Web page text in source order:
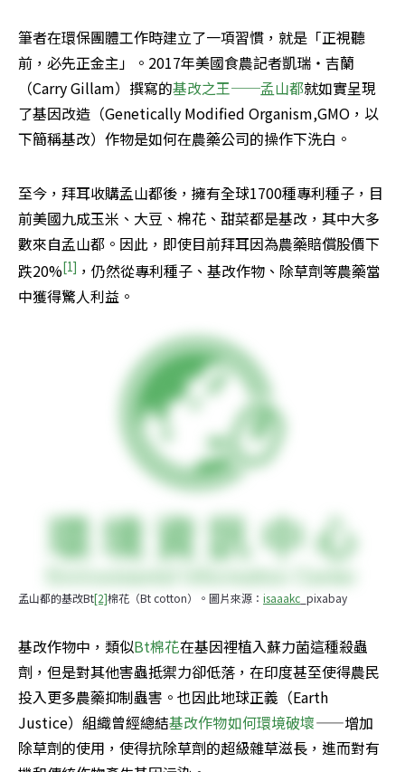
筆者在環保團體工作時建立了一項習慣，就是「正視聽
前，必先正金主」。2017年美國食農記者凱瑞・吉蘭
（Carry Gillam）撰寫的基改之王──孟山都就如實呈現
了基因改造（Genetically Modified Organism,GMO，以
下簡稱基改）作物是如何在農藥公司的操作下洗白。
至今，拜耳收購孟山都後，擁有全球1700種專利種子，目
前美國九成玉米、大豆、棉花、甜菜都是基改，其中大多
數來自孟山都。因此，即使目前拜耳因為農藥賠償股價下
跌20%[1] ，仍然從專利種子、基改作物、除草劑等農藥當
中獲得驚人利益。
孟山都的基改Bt[2]棉花（Bt cotton）。圖片來源： isaaakc _pixabay
基改作物中，類似Bt棉花在基因裡植入蘇力菌這種殺蟲
劑，但是對其他害蟲抵禦力卻低落，在印度甚至使得農民
投入更多農藥抑制蟲害。也因此地球正義（Earth
Justice）組織曾經總結基改作物如何環境破壞——增加
除草劑的使用，使得抗除草劑的超級雜草滋長，進而對有